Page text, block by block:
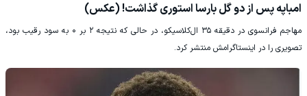
امباپه پس از دو گل بارسا استوری گذاشت! (عکس)
مهاجم فرانسوی در دقیقه ۳۵ ال‌کلاسیکو، در حالی که نتیجه ۲ بر ۰ به سود رقیب بود،
تصویری را در اینستاگرامش منتشر کرد.